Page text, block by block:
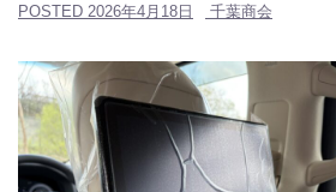
POSTED 2026年4月18日 千葉商会